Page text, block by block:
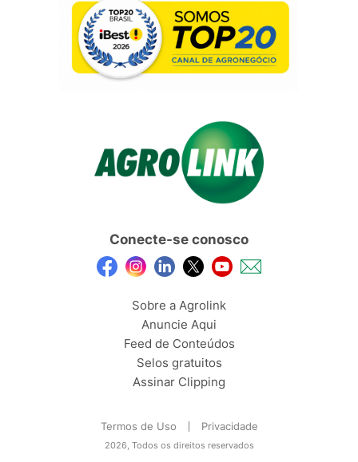
Conecte-se conosco
Sobre a Agrolink
Anuncie Aqui
Feed de Conteúdos
Selos gratuitos
Assinar Clipping
Termos de Uso Privacidade
2026, Todos os direitos reservados